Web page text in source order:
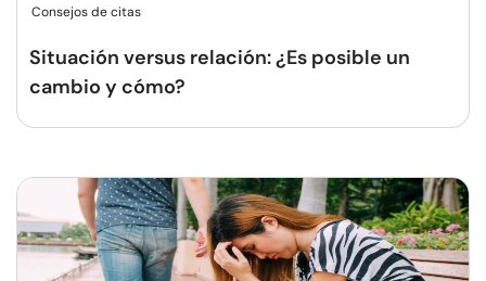
Consejos de citas
Situación versus relación: ¿Es posible un
cambio y cómo?